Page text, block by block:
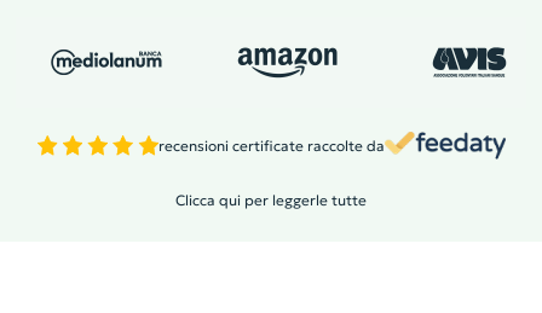
recensioni certificate raccolte da
Clicca qui per leggerle tutte